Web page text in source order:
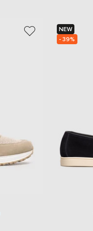
NEW
- 39%